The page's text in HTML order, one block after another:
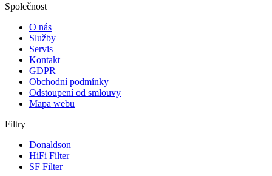
Společnost
O nás
Služby
Servis
Kontakt
GDPR
Obchodní podmínky
Odstoupení od smlouvy
Mapa webu
Filtry
Donaldson
HiFi Filter
SF Filter